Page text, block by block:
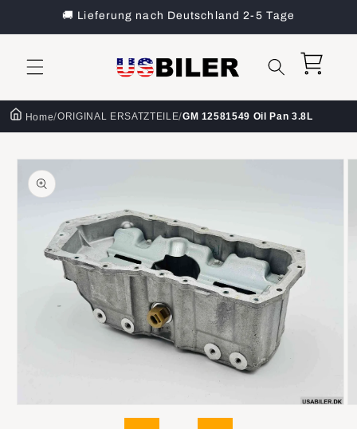
Inhalt
🚚 Lieferung nach Deutschland 2-5 Tage
Warenkorb
Home/ORIGINAL ERSATZTEILE/GM 12581549 Oil Pan 3.8L